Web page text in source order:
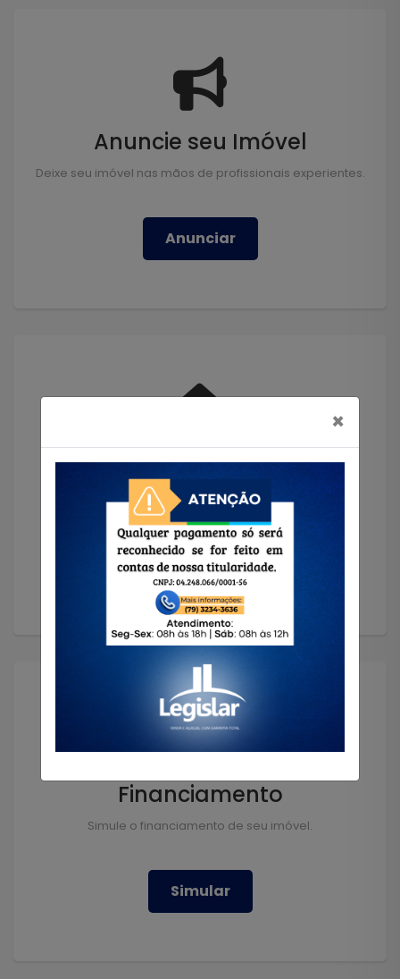
×
Anuncie seu Imóvel
Deixe seu imóvel nas mãos de profissionais experientes.
Anunciar
Solicitar Imóvel
Encontramos o imóvel que você precisa!
Solicitar
Financiamento
Simule o financiamento de seu imóvel.
Simular